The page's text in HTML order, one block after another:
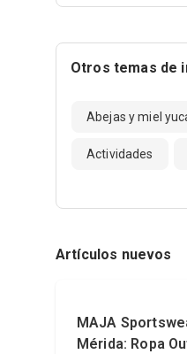
Otros temas de
Abejas y miel
Actividades
Artículos nuevos
MAJA
Mérida: Ropa